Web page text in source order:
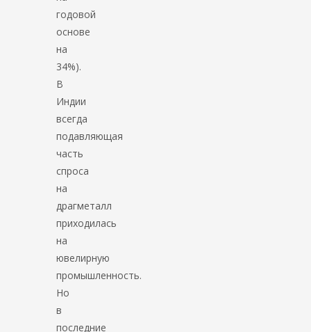
годовой
основе
на
34%).
В
Индии
всегда
подавляющая
часть
спроса
на
драгметалл
приходилась
на
ювелирную
промышленность.
Но
в
последние